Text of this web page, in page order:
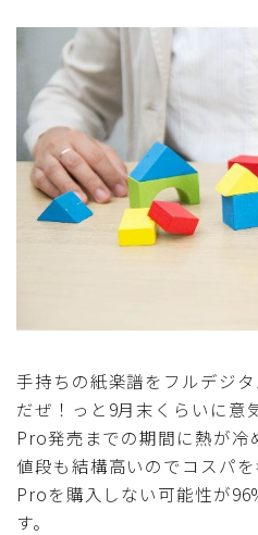
採用
公式ページ
手持ちの紙楽譜をフルデジ
だぜ！っと9月末くらいに意
Pro発売までの期間に熱が冷
値段も結構高いのでコスパ
Proを購入しない可能性が
す。